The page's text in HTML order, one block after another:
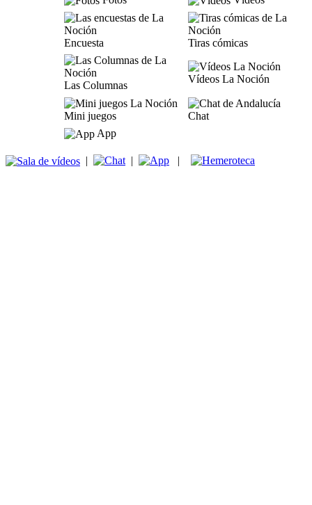
Encuesta Tiras cómicas
Las Columnas
Vídeos La Noción
Mini juegos
Chat
App
| | |